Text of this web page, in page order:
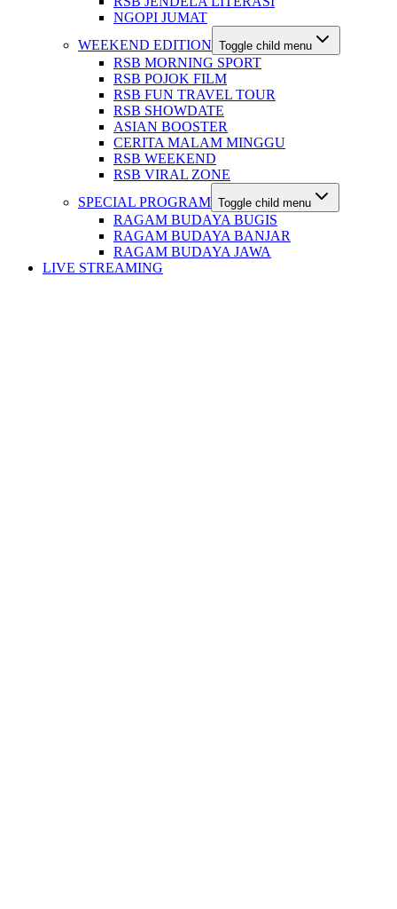
NGOPI JUMAT
WEEKEND EDITION Toggle child menu
RSB MORNING SPORT
RSB POJOK FILM
RSB FUN TRAVEL TOUR
RSB SHOWDATE
ASIAN BOOSTER
CERITA MALAM MINGGU
RSB WEEKEND
RSB VIRAL ZONE
SPECIAL PROGRAM Toggle child menu
RAGAM BUDAYA BUGIS
RAGAM BUDAYA BANJAR
RAGAM BUDAYA JAWA
LIVE STREAMING